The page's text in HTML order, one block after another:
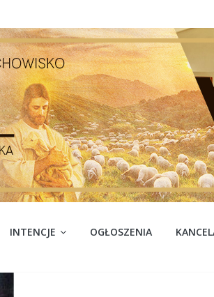
INTENCJE OGŁOSZENIA